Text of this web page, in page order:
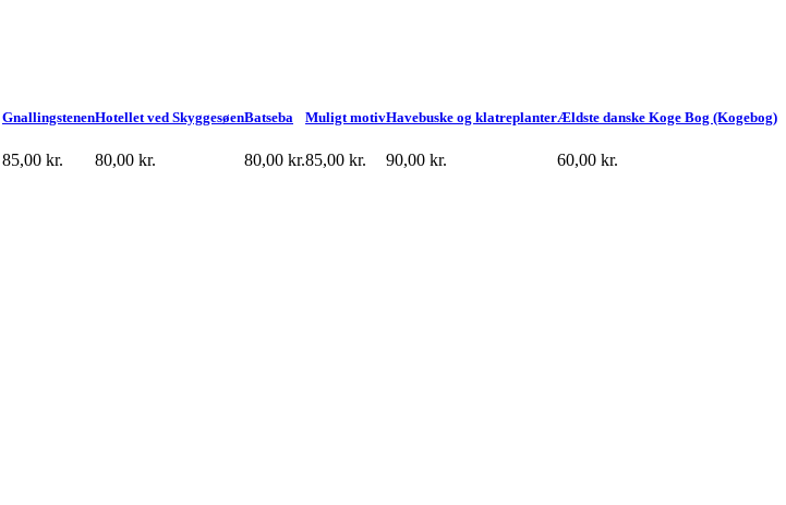
Ældste danske Koge Bog (Kogebog)
60,00 kr.
Havebuske og klatreplanter
90,00 kr.
Muligt motiv
85,00 kr.
Batseba
80,00 kr.
Hotellet ved Skyggesøen
80,00 kr.
Gnallingstenen
85,00 kr.